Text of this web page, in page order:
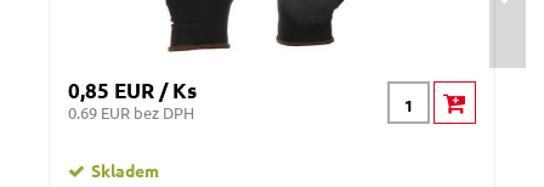
0,85 EUR / Ks
0.69 EUR bez DPH
Skladem